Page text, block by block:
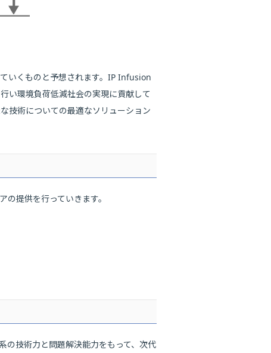
いくものと予想されます。IP Infusion
い環境負荷低減社会の実現に貢献して
技術についての最適なソリューション
提供を行っていきます。
の技術力と問題解決能力をもって、次代